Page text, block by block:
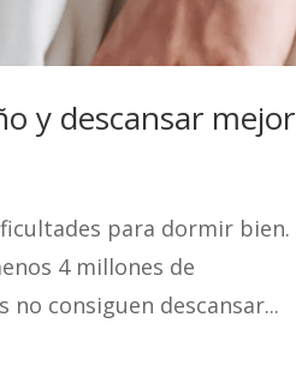
y descansar mejor
para dormir bien.
4 millones de
consiguen descansar...